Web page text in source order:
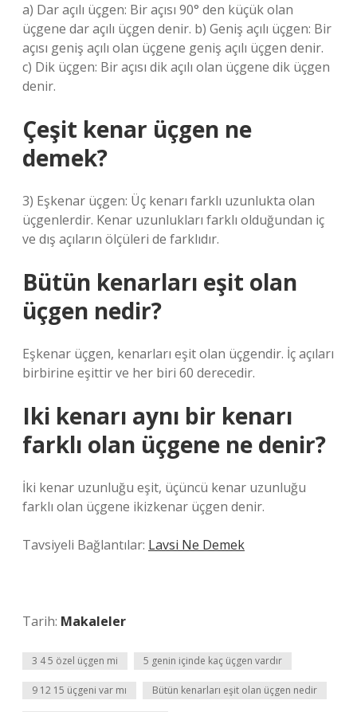
a) Dar açılı üçgen: Bir açısı 90° den küçük olan
üçgene dar açılı üçgen denir. b) Geniş açılı üçgen: Bir
açısı geniş açılı olan üçgene geniş açılı üçgen denir.
c) Dik üçgen: Bir açısı dik açılı olan üçgene dik üçgen
denir.
Çeşit kenar üçgen ne
demek?
3) Eşkenar üçgen: Üç kenarı farklı uzunlukta olan
üçgenlerdir. Kenar uzunlukları farklı olduğundan iç
ve dış açıların ölçüleri de farklıdır.
Bütün kenarları eşit olan
üçgen nedir?
Eşkenar üçgen, kenarları eşit olan üçgendir. İç açıları
birbirine eşittir ve her biri 60 derecedir.
Iki kenarı aynı bir kenarı
farklı olan üçgene ne denir?
İki kenar uzunluğu eşit, üçüncü kenar uzunluğu
farklı olan üçgene ikizkenar üçgen denir.
Tavsiyeli Bağlantılar: Lavsi Ne Demek
Tarih: Makaleler
3 4 5 özel üçgen mi 5 genin içinde kaç üçgen vardır
9 12 15 üçgeni var mı Bütün kenarları eşit olan üçgen nedir